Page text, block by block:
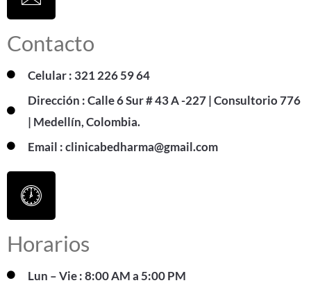
Contacto
Celular : 321 226 59 64
Dirección : Calle 6 Sur # 43 A -227 | Consultorio 776
| Medellín, Colombia.
Email : clinicabedharma@gmail.com
Horarios
Lun – Vie : 8:00 AM a 5:00 PM